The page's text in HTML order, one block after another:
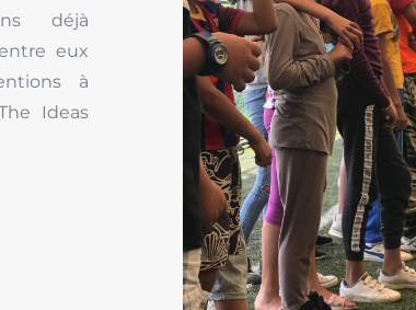
déjà
eux
à
Ideas